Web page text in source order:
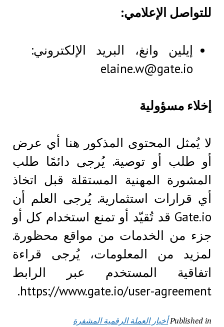
للتواصل الإعلامي:
إيلين وانغ، البريد الإلكتروني:
elaine.w@gate.io
إخلاء مسؤولية
لا يُمثل المحتوى المذكور هنا أي عرض
أو طلب أو توصية. يُرجى دائمًا طلب
المشورة المهنية المستقلة قبل اتخاذ
أي قرارات استثمارية. يُرجى العلم أن
Gate.io قد تُقيّد أو تمنع استخدام كل أو
جزء من الخدمات من مواقع محظورة.
لمزيد من المعلومات، يُرجى قراءة
اتفاقية المستخدم عبر الرابط
https://www.gate.io/user-agreement.
Published inأخبار العملة الرقمية المشفرة